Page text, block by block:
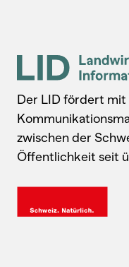
Der LID fördert
zwischen der
Öffentlichkeit seit